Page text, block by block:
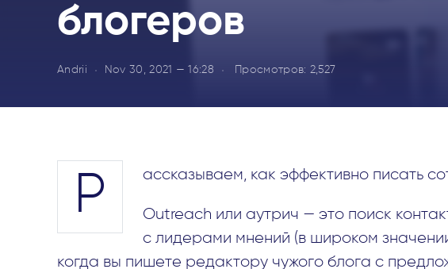
блогеров
Andrii Nov 30, 2021 — 16:28 Просмотров: 2,527
Р ассказываем, как эффективно писать
Outreach или аутрич — это поиск
с лидерами мнений (в широком
когда вы пишете редактору чужого блога с